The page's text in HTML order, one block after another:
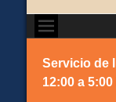
Servicio de
12:00 a 5:00